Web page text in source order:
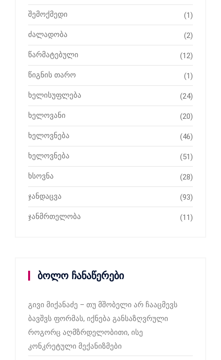
შემოქმედი (1)
ძალადობა (2)
წარმატებული (12)
წიგნის თარო (1)
ხელისუფლება (24)
ხელოვანი (20)
ხელოვნება (46)
ხელოვნება (51)
ხსოვნა (28)
ჯანდაცვა (93)
ჯანმრთელობა (11)
ბოლო ჩანაწერები
გივი მიქანაძე – თუ მშობელი არ ჩააცმევს
ბავშვს ფორმას, იქნება განსაზღვრული
როგორც აღმზრდელობითი, ისე
კონკრეტული მექანიზმები